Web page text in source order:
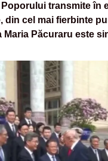
transmite în
din cel mai fierbinte
Maria Păcuraru este